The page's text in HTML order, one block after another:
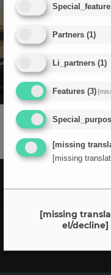
Partners (1)
Li_partners (1)
Features (3)
[missing
[missing
[missing
el/decline]